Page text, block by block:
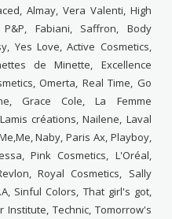
Almay, Vera Valenti, High
Fabiani, Saffron, Body
Yes Love, Active Cosmetics,
de Minette, Excellence
Omerta, Real Time, Go
Grace Cole, La Femme
créations, Nailene, Laval
Naby, Paris Ax, Playboy,
Pink Cosmetics, L'Oréal,
Royal Cosmetics, Sally
Sinful Colors, That girl's got,
Institute, Technic, Tomorrow's